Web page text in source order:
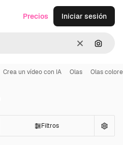
Borrar
Precios Iniciar sesión
Crea un vídeo con IA Olas Olas
Filtros